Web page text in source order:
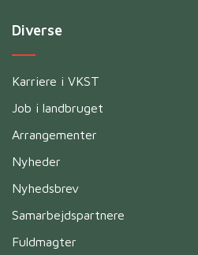
Diverse
Karriere i VKST
Job i landbruget
Arrangementer
Nyheder
Nyhedsbrev
Samarbejdspartnere
Fuldmagter